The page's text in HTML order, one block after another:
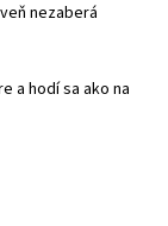
nezaberá
a hodí sa ako na